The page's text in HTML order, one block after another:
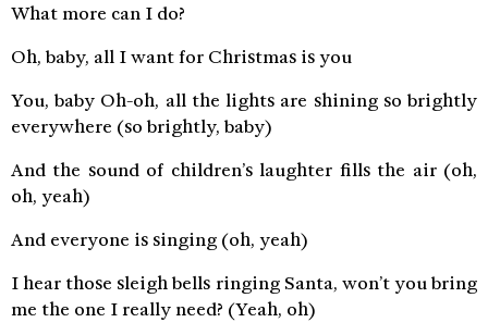
What more can I do?
Oh, baby, all I want for Christmas is you
You, baby Oh-oh, all the lights are shining so brightly
everywhere (so brightly, baby)
And the sound of children’s laughter fills the air (oh,
oh, yeah)
And everyone is singing (oh, yeah)
I hear those sleigh bells ringing Santa, won’t you bring
me the one I really need? (Yeah, oh)